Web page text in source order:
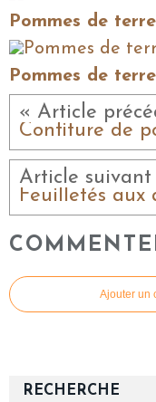
Pommes de
Pommes de
« Article
Confiture de
Article suivant
Feuilletés aux
Ajouter un
RECHERCHE